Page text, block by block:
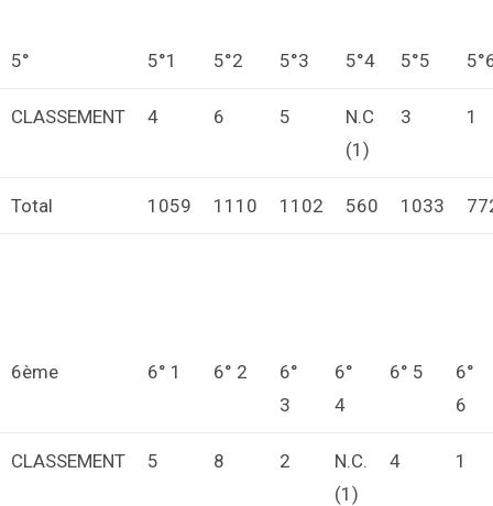
5° 5°1 5°2 5°3 5°4 5°5
CLASSEMENT 4 6 5
N.C
(1)
3 1
Total 1059 1110 1102 560 1033
6ème 6° 1 6° 2
6°
3
6°
4
6° 5
6°
6
CLASSEMENT 5 8 2
N.C.
(1)
4 1